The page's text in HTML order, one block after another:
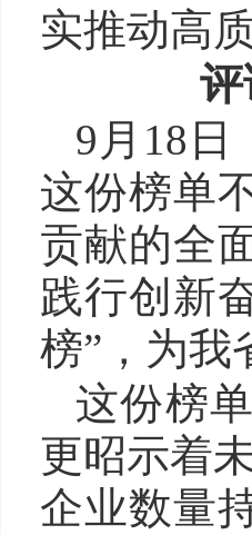
实推动高
9月18日
这份榜单
贡献的全
践行创新
榜”，为我
这份榜
更昭示着
企业数量